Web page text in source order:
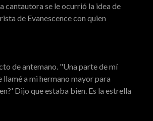
cantautora se le ocurrió la idea de
de Evanescence con quien
de antemano. "Una parte de mí
a mi hermano mayor para
Dijo que estaba bien. Es la estrella